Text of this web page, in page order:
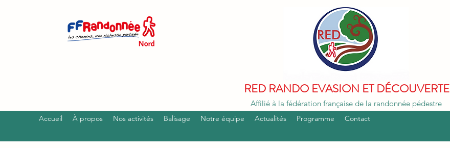
Accueil À propos Nos activités Balisage Notre équipe Actualités Programme Contact
RED RANDO EVASION ET DÉCOUVERTE
Affilié à la fédération française de la randonnée pédestre